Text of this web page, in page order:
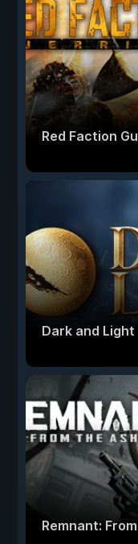
Red Faction
Dark and Light
Remnant: